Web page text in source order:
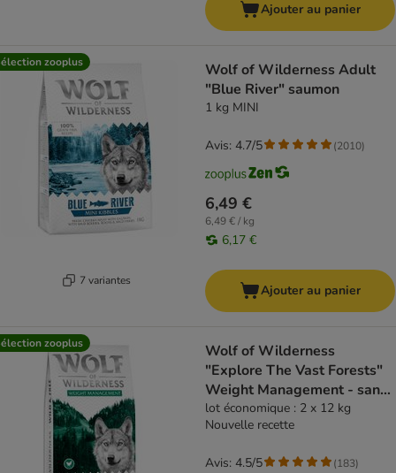
Ajouter au panier
zooplus
7 variantes
Wolf of Wilderness Adult
"Blue River" saumon
1 kg MINI
6,49 €
6,49 € / kg
6,17 €
Avis: 4.7/5 (2010)
Ajouter au panier
zooplus
Wolf of Wilderness
"Explore The Vast Forests"
Weight Management - sans
céréales
lot économique : 2 x 12 kg
Nouvelle recette
Avis: 4.5/5 (183)